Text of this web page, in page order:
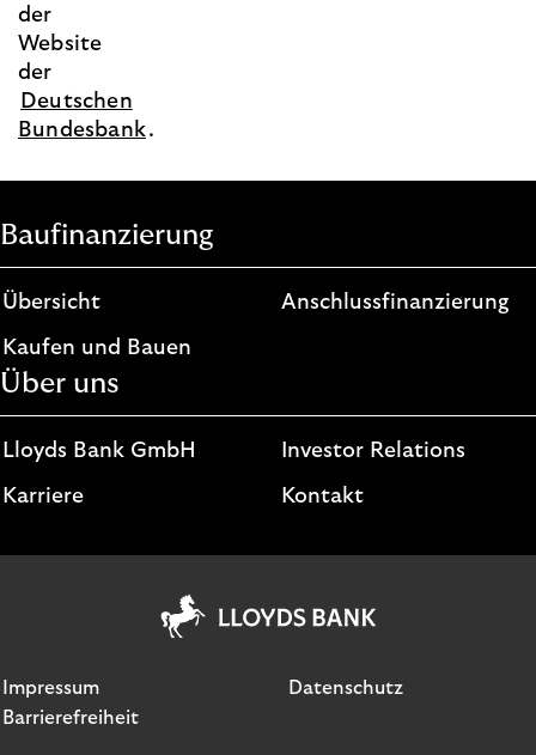
der
Website
der
Deutschen
Bundesbank.
Baufinanzierung
Übersicht
Kaufen und Bauen
Anschlussfinanzierung
Über uns
Lloyds Bank GmbH
Karriere
Investor Relations
Kontakt
Impressum
Datenschutz
Barrierefreiheit